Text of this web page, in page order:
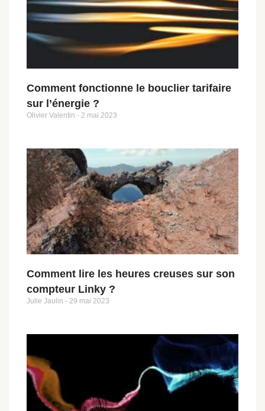
Comment fonctionne le bouclier tarifaire
sur l’énergie ?
Olivier Valentin 2 mai 2023
Comment lire les heures creuses sur son
compteur Linky ?
Julie Jaulin 29 mai 2023